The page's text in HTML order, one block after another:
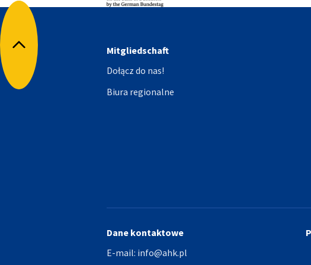
Powrót do góry
Mitgliedschaft
Dołącz do nas!
Biura regionalne
Dane kontaktowe
E-mail: info@ahk.pl